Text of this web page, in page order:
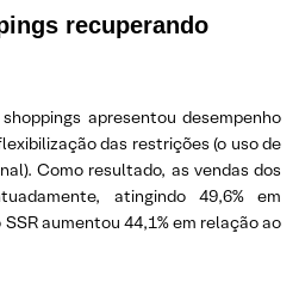
recuperando
apresentou desempenho
das restrições (o uso de
Como resultado, as vendas dos
atingindo 49,6% em
aumentou 44,1% em relação ao